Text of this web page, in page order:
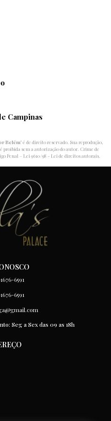
Campinas
Belém" é de direito reservado. Sua reprodução,
sem a autorização do autor. Crime de
Penal – Lei 9610/98 - Lei de direitos autorais.
6591
6591
Seg a Sex das 09 as 18h